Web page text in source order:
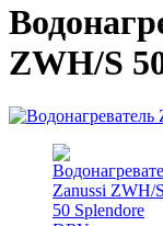
ZWH/S